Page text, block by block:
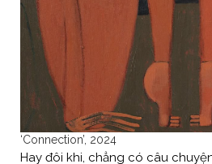
‘Connection’, 2024
Hay đôi khi, chẳng có câu